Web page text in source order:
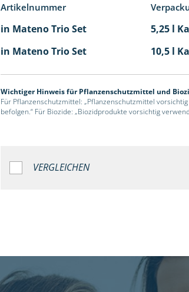
Artikelnummer
in Mateno Trio Set
5,25 l
in Mateno Trio Set
10,5 l
Wichtiger Hinweis für Pflanzenschutzmittel und
Für Pflanzenschutzmittel: „Pflanzenschutzmittel
befolgen.“ Für Biozide: „Biozidprodukte vorsichtig
VERGLEICHEN